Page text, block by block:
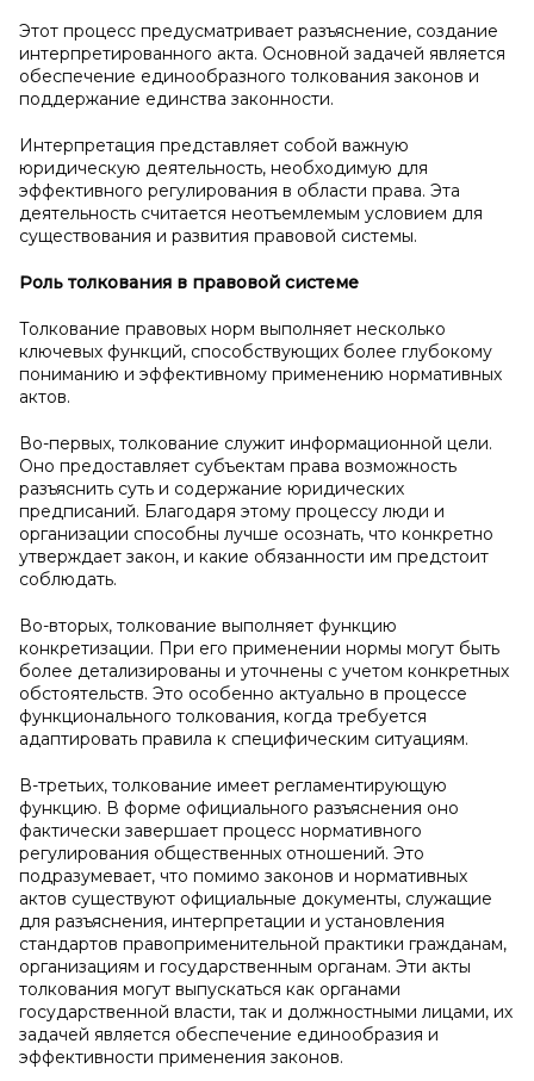
Этот процесс предусматривает разъяснение, создание
интерпретированного акта. Основной задачей является
обеспечение единообразного толкования законов и
поддержание единства законности.
Интерпретация представляет собой важную
юридическую деятельность, необходимую для
эффективного регулирования в области права. Эта
деятельность считается неотъемлемым условием для
существования и развития правовой системы.
Роль толкования в правовой системе
Толкование правовых норм выполняет несколько
ключевых функций, способствующих более глубокому
пониманию и эффективному применению нормативных
актов.
Во-первых, толкование служит информационной цели.
Оно предоставляет субъектам права возможность
разъяснить суть и содержание юридических
предписаний. Благодаря этому процессу люди и
организации способны лучше осознать, что конкретно
утверждает закон, и какие обязанности им предстоит
соблюдать.
Во-вторых, толкование выполняет функцию
конкретизации. При его применении нормы могут быть
более детализированы и уточнены с учетом конкретных
обстоятельств. Это особенно актуально в процессе
функционального толкования, когда требуется
адаптировать правила к специфическим ситуациям.
В-третьих, толкование имеет регламентирующую
функцию. В форме официального разъяснения оно
фактически завершает процесс нормативного
регулирования общественных отношений. Это
подразумевает, что помимо законов и нормативных
актов существуют официальные документы, служащие
для разъяснения, интерпретации и установления
стандартов правоприменительной практики гражданам,
организациям и государственным органам. Эти акты
толкования могут выпускаться как органами
государственной власти, так и должностными лицами, их
задачей является обеспечение единообразия и
эффективности применения законов.